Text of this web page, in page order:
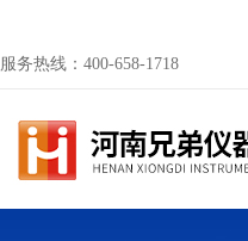
服务热线：400-658-1718